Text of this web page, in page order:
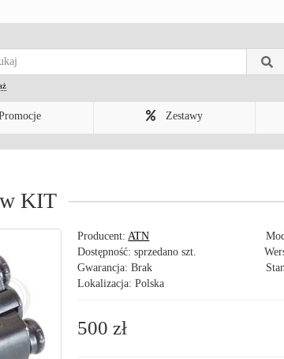
Zestawy
KIT
Producent:ATN
Dostępność: sprzedano szt.
Gwarancja: Brak
Lokalizacja: Polska
500 zł